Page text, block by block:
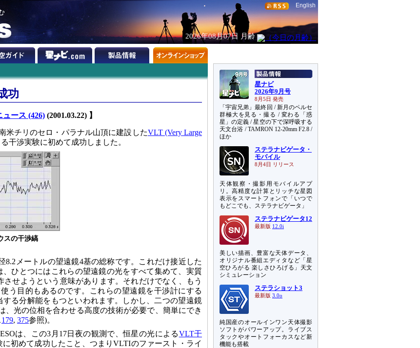
English
2026年08月07日 月齢
功
ュース (426) (2001.03.22) 】
米チリのセロ・パラナル山頂に建設したVLT (Very Large
干渉実験に初めて成功しました。
スの干渉縞
8.2メートルの望遠鏡4基の総称です。これだけ接近した
ひとつにはこれらの望遠鏡の光をすべて集めて、実質
させようという意味があります。それだけでなく、もう
う目的もあるのです。これらの望遠鏡を干渉計にする
する分解能をもつといわれます。しかし、二つの望遠鏡
、光の位相を合わせる高度の技術が必要で、簡単にでき
179, 375参照)。
は、この3月17日夜の観測で、恒星の光によるVLT干
初めて成功したこと、つまりVLTIのファースト・ライ
星ナビ
2026年9月号
8月5日 発売
「宇宙兄弟」最終回 / 新月のペルセ
群極大を見る・撮る / 変わる「惑
星」の定義 / 星空の下で深呼吸する
天文台浴 / TAMRON 12-20mm F2.8 /
ほか
ステラナビゲータ・
モバイル
8月4日 リリース
天体観察・撮影用モバイルアプ
リ。高精度な計算とリッチな星図
表示をスマートフォンで「いつで
もどこでも、ステラナビゲータ」
ステラナビゲータ12
最新版 12.0i
美しい描画、豊富な天体データ、
オリジナル番組エディタなど「星
空ひろがる 楽しさひろげる」天文
シミュレーション
ステラショット3
最新版 3.0o
純国産のオールインワン天体撮影
ソフトがパワーアップ。ライブス
タックやオートフォーカスなど新
機能も搭載